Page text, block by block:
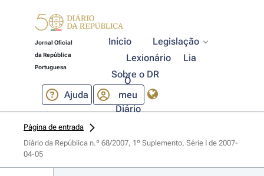
Jornal Oficial
da República
Portuguesa
Início
Legislação
Lexionário
Lia
Sobre o DR
Ajuda
O
meu
Diário
Página de entrada
Diário da República n.º 68/2007, 1º Suplemento, Série I de 2007-
04-05